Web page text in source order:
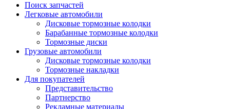
Поиск запчастей
Легковые автомобили
Дисковые тормозные колодки
Барабанные тормозные колодки
Тормозные диски
Грузовые автомобили
Дисковые тормозные колодки
Тормозные накладки
Для покупателей
Представительство
Партнерство
Рекламные материалы